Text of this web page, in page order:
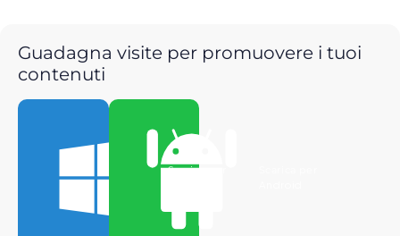
Guadagna visite per promuovere i tuoi
contenuti
Scarica per